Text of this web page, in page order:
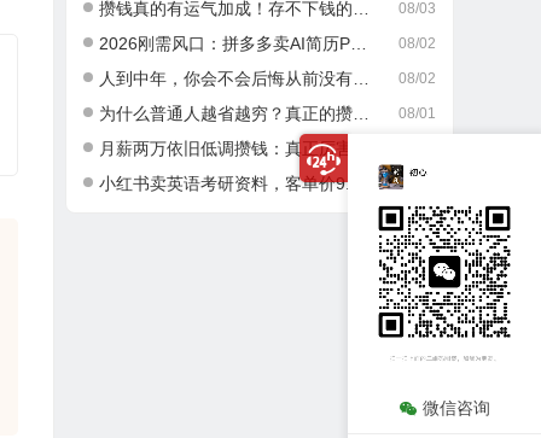
08/03
攒钱真的有运气加成！存不下钱的人，大多栽在这一点
08/02
2026刚需风口：拼多多卖AI简历PPT，可矩阵放大，小白也能干，日入700+！
08/02
人到中年，你会不会后悔从前没有好好攒钱？
08/01
为什么普通人越省越穷？真正的攒钱逻辑很多人都搞错了
月薪两万依旧低调攒钱：真正厉害的成年人，从不乱消费
07/30
小红书卖英语考研资料，客单价9.9，250天卖了16w!
微信咨询